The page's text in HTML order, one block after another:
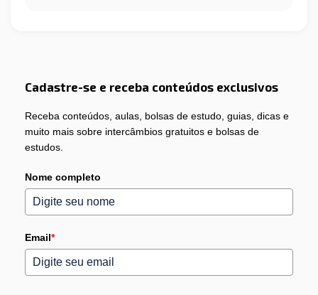
Cadastre-se e receba conteúdos exclusivos
Receba conteúdos, aulas, bolsas de estudo, guias, dicas e
muito mais sobre intercâmbios gratuitos e bolsas de
estudos.
Nome completo
Email*